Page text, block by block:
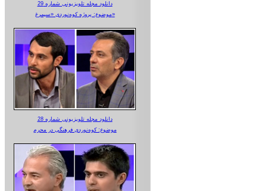
دانلود مجله تلویزیونی شماره 29
موضوع: پروژه کوه‌نوردی «سیمرغ»
دانلود مجله تلویزیونی شماره 28
موضوع: کوه‌نوردی فرهنگی در محرم